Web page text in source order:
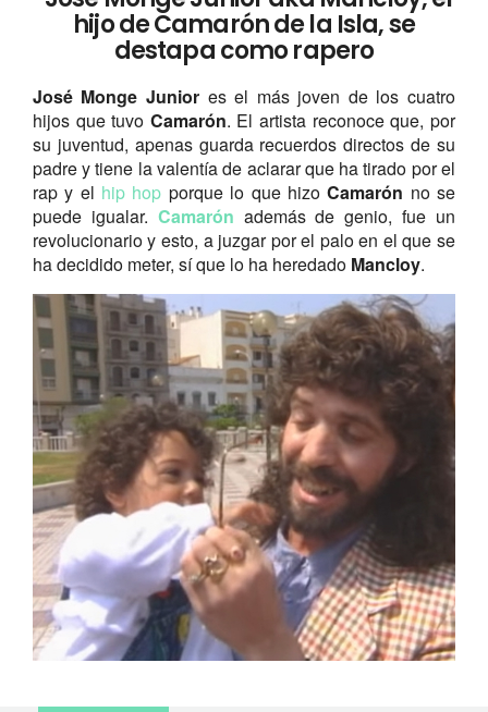
hijo de Camarón de la Isla, se
destapa como rapero
José Monge Junior es el más joven de los cuatro
hijos que tuvo Camarón. El artista reconoce que, por
su juventud, apenas guarda recuerdos directos de su
padre y tiene la valentía de aclarar que ha tirado por el
rap y el hip hop porque lo que hizoCamarón no se
puede igualar. Camarón además de genio, fue un
revolucionario y esto, a juzgar por el palo en el que se
ha decidido meter, sí que lo ha heredado Mancloy.